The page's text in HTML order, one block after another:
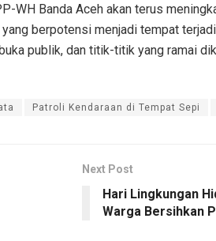
WH Banda Aceh akan terus
berpotensi menjadi tempat
publik, dan titik-titik yang ramai
Patroli Kendaraan di Tempat Sepi
Next Post
Hari Lingkungan
Warga Bersihkan